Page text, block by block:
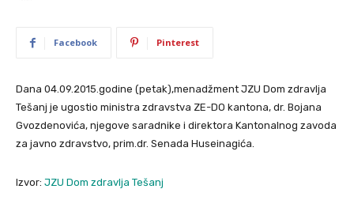
Facebook Pinterest
Dana 04.09.2015.godine (petak),menadžment JZU Dom zdravlja
Tešanj je ugostio ministra zdravstva ZE-DO kantona, dr. Bojana
Gvozdenovića, njegove saradnike i direktora Kantonalnog zavoda
za javno zdravstvo, prim.dr. Senada Huseinagića.
Izvor: JZU Dom zdravlja Tešanj